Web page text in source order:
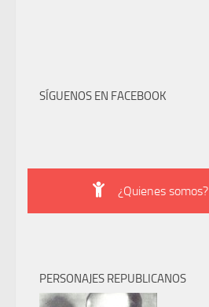
SÍGUENOS EN FACEBOOK
¿Quienes somos?
PERSONAJES REPUBLICANOS